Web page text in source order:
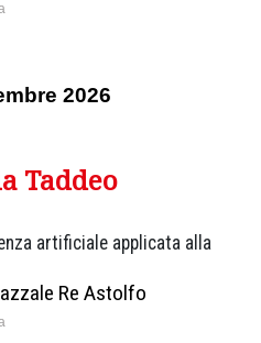
2026
Taddeo
artificiale applicata alla
Re Astolfo